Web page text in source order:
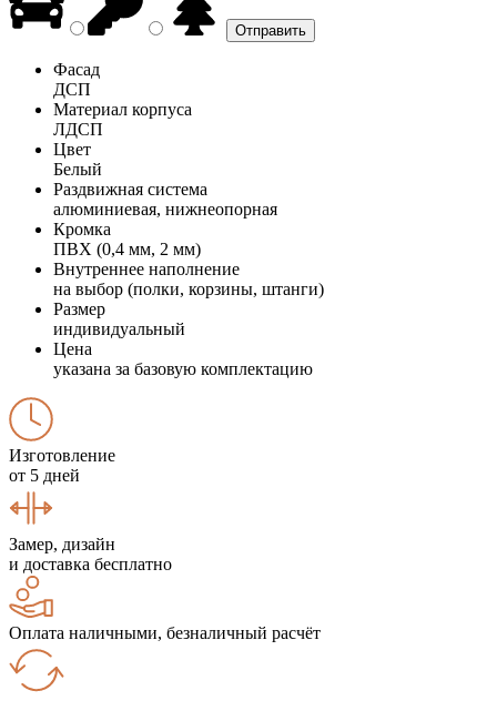
Фасад
ДСП
Материал корпуса
ЛДСП
Цвет
Белый
Раздвижная система
алюминиевая, нижнеопорная
Кромка
ПВХ (0,4 мм, 2 мм)
Внутреннее наполнение
на выбор (полки, корзины, штанги)
Размер
индивидуальный
Цена
указана за базовую комплектацию
Изготовление
от 5 дней
Замер, дизайн
и доставка бесплатно
Оплата наличными, безналичный расчёт